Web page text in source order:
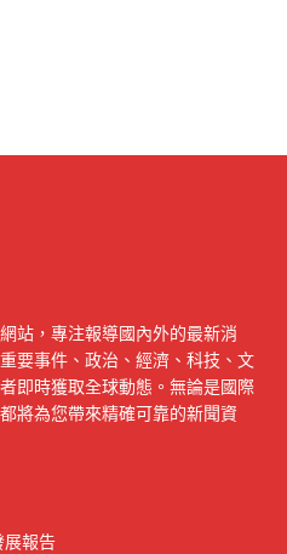
站，專注報導國內外的最新消
要事件、政治、經濟、科技、文
即時獲取全球動態。無論是國際
將為您帶來精確可靠的新聞資
展報告